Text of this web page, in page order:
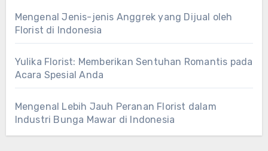
Mengenal Jenis-jenis Anggrek yang Dijual oleh
Florist di Indonesia
Yulika Florist: Memberikan Sentuhan Romantis pada
Acara Spesial Anda
Mengenal Lebih Jauh Peranan Florist dalam
Industri Bunga Mawar di Indonesia